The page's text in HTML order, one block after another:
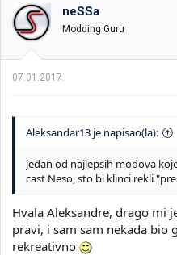
neSSa
Modding Guru
07.01.2017.
Aleksandar13 je napisao(la):
jedan od najlepsih modova
cast Neso, sto bi klinci rekli
Hvala Aleksandre, drago mi
pravi, i sam sam nekada bio
rekreativno